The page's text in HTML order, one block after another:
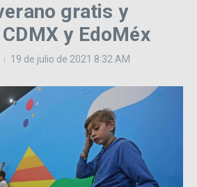
gratis y
y EdoMéx
19 de julio de 2021 8:32 AM